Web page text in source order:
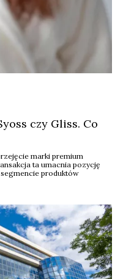
czy Gliss. Co
marki premium
ta umacnia pozycję
produktów